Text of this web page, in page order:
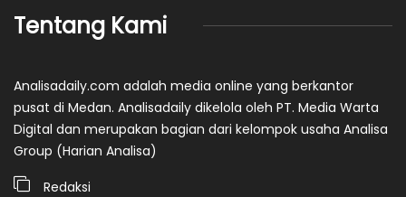
Tentang Kami
Analisadaily.com adalah media online yang berkantor
pusat di Medan. Analisadaily dikelola oleh PT. Media Warta
Digital dan merupakan bagian dari kelompok usaha Analisa
Group (Harian Analisa)
Redaksi